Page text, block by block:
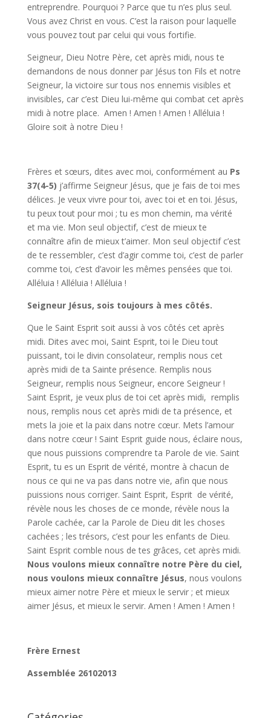
entreprendre. Pourquoi ? Parce que tu n’es plus seul.
Vous avez Christ en vous. C’est la raison pour laquelle
vous pouvez tout par celui qui vous fortifie.
Seigneur, Dieu Notre Père, cet après midi, nous te
demandons de nous donner par Jésus ton Fils et notre
Seigneur, la victoire sur tous nos ennemis visibles et
invisibles, car c’est Dieu lui-même qui combat cet après
midi à notre place. Amen ! Amen ! Amen ! Alléluia !
Gloire soit à notre Dieu !
Frères et sœurs, dites avec moi, conformément au Ps
37(4-5) j’affirme Seigneur Jésus, que je fais de toi mes
délices. Je veux vivre pour toi, avec toi et en toi. Jésus,
tu peux tout pour moi ; tu es mon chemin, ma vérité
et ma vie. Mon seul objectif, c’est de mieux te
connaître afin de mieux t’aimer. Mon seul objectif c’est
de te ressembler, c’est d’agir comme toi, c’est de parler
comme toi, c’est d’avoir les mêmes pensées que toi.
Alléluia ! Alléluia ! Alléluia !
Seigneur Jésus, sois toujours à mes côtés.
Que le Saint Esprit soit aussi à vos côtés cet après
midi. Dites avec moi, Saint Esprit, toi le Dieu tout
puissant, toi le divin consolateur, remplis nous cet
après midi de ta Sainte présence. Remplis nous
Seigneur, remplis nous Seigneur, encore Seigneur !
Saint Esprit, je veux plus de toi cet après midi, remplis
nous, remplis nous cet après midi de ta présence, et
mets la joie et la paix dans notre cœur. Mets l’amour
dans notre cœur ! Saint Esprit guide nous, éclaire nous,
que nous puissions comprendre ta Parole de vie. Saint
Esprit, tu es un Esprit de vérité, montre à chacun de
nous ce qui ne va pas dans notre vie, afin que nous
puissions nous corriger. Saint Esprit, Esprit de vérité,
révèle nous les choses de ce monde, révèle nous la
Parole cachée, car la Parole de Dieu dit les choses
cachées ; les trésors, c’est pour les enfants de Dieu.
Saint Esprit comble nous de tes grâces, cet après midi.
Nous voulons mieux connaître notre Père du ciel,
nous voulons mieux connaître Jésus, nous voulons
mieux aimer notre Père et mieux le servir ; et mieux
aimer Jésus, et mieux le servir. Amen ! Amen ! Amen !
Frère Ernest
Assemblée 26102013